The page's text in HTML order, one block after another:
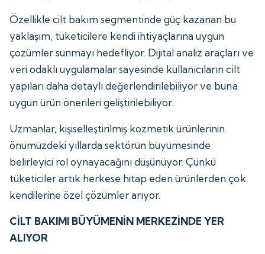
Özellikle cilt bakım segmentinde güç kazanan bu
yaklaşım, tüketicilere kendi ihtiyaçlarına uygun
çözümler sunmayı hedefliyor. Dijital analiz araçları ve
veri odaklı uygulamalar sayesinde kullanıcıların cilt
yapıları daha detaylı değerlendirilebiliyor ve buna
uygun ürün önerileri geliştirilebiliyor.
Uzmanlar, kişiselleştirilmiş kozmetik ürünlerinin
önümüzdeki yıllarda sektörün büyümesinde
belirleyici rol oynayacağını düşünüyor. Çünkü
tüketiciler artık herkese hitap eden ürünlerden çok
kendilerine özel çözümler arıyor.
CİLT BAKIMI BÜYÜMENİN MERKEZİNDE YER
ALIYOR